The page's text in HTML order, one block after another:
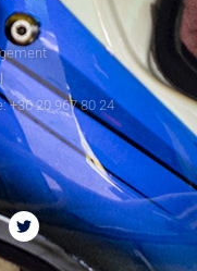
+36 20 967 80 24